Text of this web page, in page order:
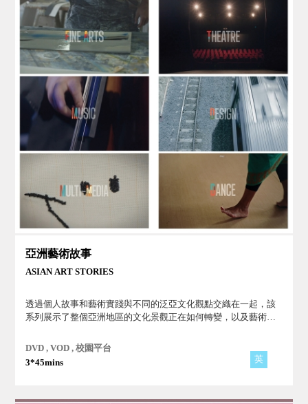
亞洲藝術故事
ASIAN ART STORIES
透過個人故事和藝術實踐與不同的泛亞文化觀點交織在一起，該
系列展示了整個亞洲地區的文化景觀正在如何轉變，以及藝術如
樑而非存著差異。
DVD , VOD , 校園平台
3*45mins
英